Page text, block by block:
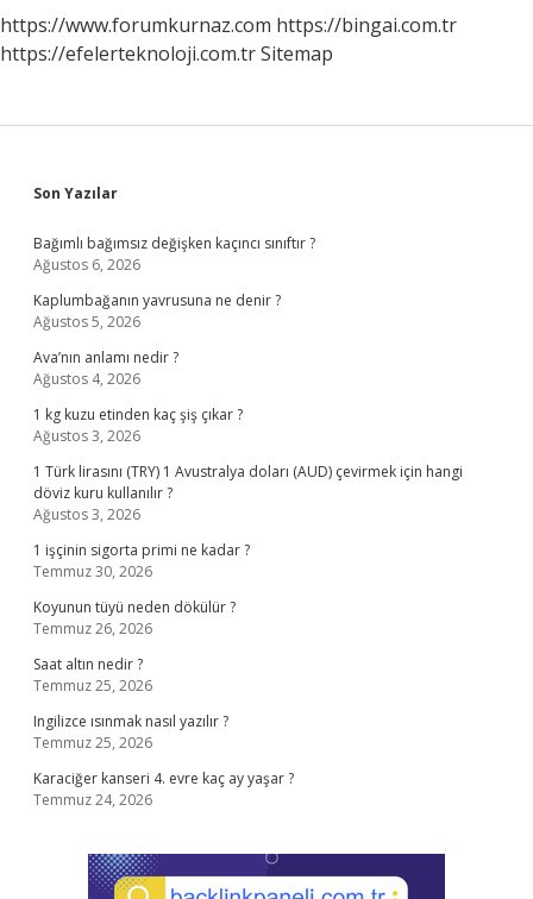
https://www.forumkurnaz.com https://bingai.com.tr
https://efelerteknoloji.com.trSitemap
Sidebar
Son Yazılar
Bağımlı bağımsız değişken kaçıncı sınıftır ?
Ağustos 6, 2026
Kaplumbağanın yavrusuna ne denir ?
Ağustos 5, 2026
Ava’nın anlamı nedir ?
Ağustos 4, 2026
1 kg kuzu etinden kaç şiş çıkar ?
Ağustos 3, 2026
1 Türk lirasını (TRY) 1 Avustralya doları (AUD) çevirmek için hangi
döviz kuru kullanılır ?
Ağustos 3, 2026
1 işçinin sigorta primi ne kadar ?
Temmuz 30, 2026
Koyunun tüyü neden dökülür ?
Temmuz 26, 2026
Saat altın nedir ?
Temmuz 25, 2026
Ingilizce ısınmak nasıl yazılır ?
Temmuz 25, 2026
Karaciğer kanseri 4. evre kaç ay yaşar ?
Temmuz 24, 2026